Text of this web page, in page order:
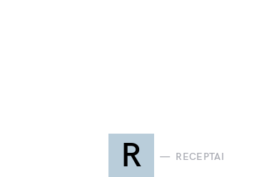
R RECEPTAI